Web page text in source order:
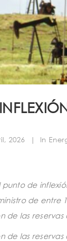
2026 | In
punto de
de entre
de las
de las